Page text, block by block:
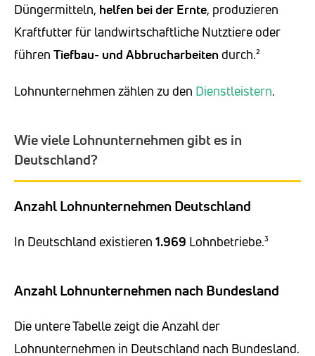
Düngermitteln, helfen bei der Ernte, produzieren
Kraftfutter für landwirtschaftliche Nutztiere oder
führen Tiefbau- und Abbrucharbeiten durch.²
Lohnunternehmen zählen zu den Dienstleistern.
Wie viele Lohnunternehmen gibt es in
Deutschland?
Anzahl Lohnunternehmen Deutschland
In Deutschland existieren 1.969 Lohnbetriebe.³
Anzahl Lohnunternehmen nach Bundesland
Die untere Tabelle zeigt die Anzahl der
Lohnunternehmen in Deutschland nach Bundesland.